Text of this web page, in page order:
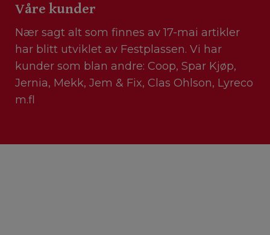
Våre kunder
Nær sagt alt som finnes av 17-mai artikler
har blitt utviklet av Festplassen. Vi har
kunder som blan andre: Coop, Spar Kjøp,
Jernia, Mekk, Jem & Fix, Clas Ohlson, Lyreco
m.fl